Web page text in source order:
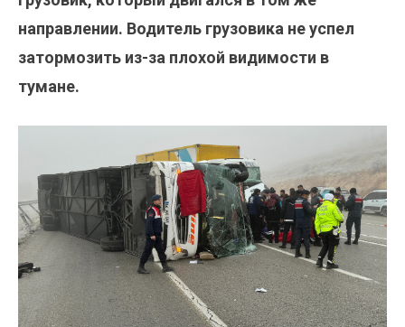
направлении. Водитель грузовика не успел
затормозить из-за плохой видимости в
тумане.